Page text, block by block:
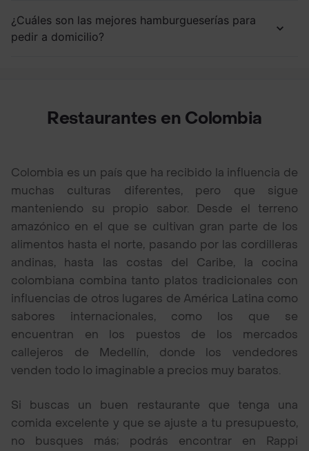
¿Cuáles son las mejores hamburgueserías para
pedir a domicilio?
Restaurantes en Colombia
Colombia es un país que ha recibido la influencia de
muchas culturas diferentes, pero que sigue
manteniendo su propio sabor. Desde el terreno
amazónico en el que se cultivan gran parte de los
alimentos hasta el norte, pasando por las cordilleras
andinas, hasta las costas del Caribe, la cocina
colombiana combina tanto platos tradicionales con
influencias de otros lugares de América Latina como
sabores internacionales, como los que se
encuentran en los puestos de los mercados
callejeros de Medellín, donde los vendedores
venden todo lo imaginable a precios muy baratos.
Si buscas un buen restaurante que tenga una
comida excelente y que se ajuste a tu presupuesto,
no busques más; podrás encontrar en Rappi